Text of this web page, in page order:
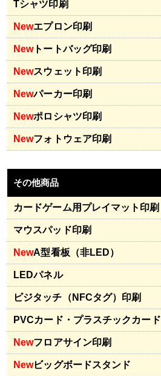
Tシャツ印刷
Newエプロン印刷
Newトートバッグ印刷
Newスウェット印刷
Newパーカー印刷
Newポロシャツ印刷
Newフォトウェア印刷
その他商品
カードゲーム用プレイマット印刷
マウスパッド印刷
NewA型看板（非LED）
LEDパネル
ビジタッチ（NFCタグ）印刷
PVCカード・プラスチックカード
Newフロアサイン印刷
Newビッグボードスタンド